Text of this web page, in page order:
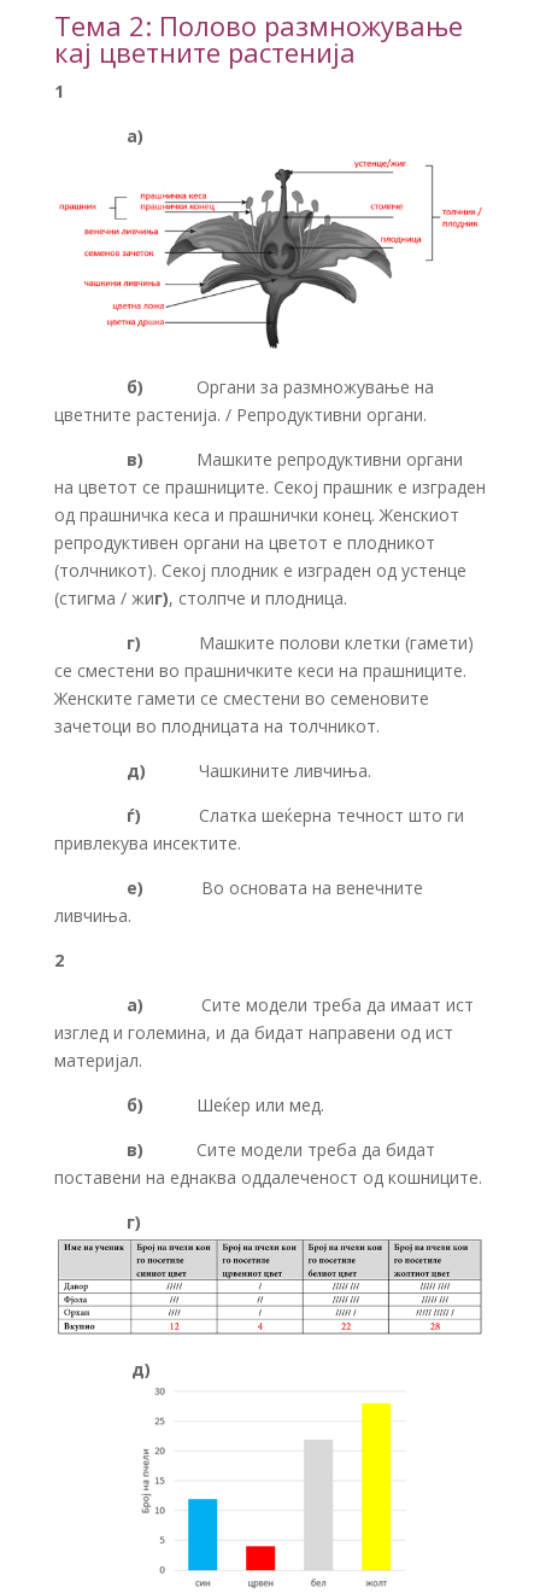
Тема 2: Полово размножување
кај цветните растенија
1
а)
б) Органи за размножување на
цветните растенија. / Репродуктивни органи.
в) Машките репродуктивни органи
на цветот се прашниците. Секој прашник е изграден
од прашничка кеса и прашнички конец. Женскиот
репродуктивен органи на цветот е плодникот
(толчникот). Секој плодник е изграден од устенце
(стигма / жиг), столпче и плодница.
г) Машките полови клетки (гамети)
се сместени во прашничките кеси на прашниците.
Женските гамети се сместени во семеновите
зачетоци во плодницата на толчникот.
д) Чашкините ливчиња.
ѓ) Слатка шеќерна течност што ги
привлекува инсектите.
е) Во основата на венечните
ливчиња.
2
а) Сите модели треба да имаат ист
изглед и големина, и да бидат направени од ист
материјал.
б) Шеќер или мед.
в) Сите модели треба да бидат
поставени на еднаква оддалеченост од кошниците.
г)
д)